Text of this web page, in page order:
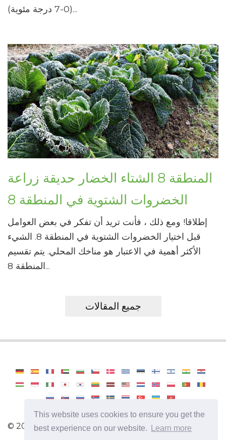
This website uses cookies to ensure you get the
best experience on our website.
Learn more
(0-7 درجة مئوية)...
المنطقة 8 الشتاء الخضار حديقة زراعة
الخضروات الشتوية في المنطقة 8
إطلاقا! ومع ذلك ، فأنت تريد أن تفكر في بعض العوامل
قبل اختيار الخضروات الشتوية في المنطقة 8. الشيء
الأكثر أهمية في الاعتبار هو مناخك المحلي. يتم تقسيم
المنطقة 8...
جميع المقالات
© 2026Haenselblatt